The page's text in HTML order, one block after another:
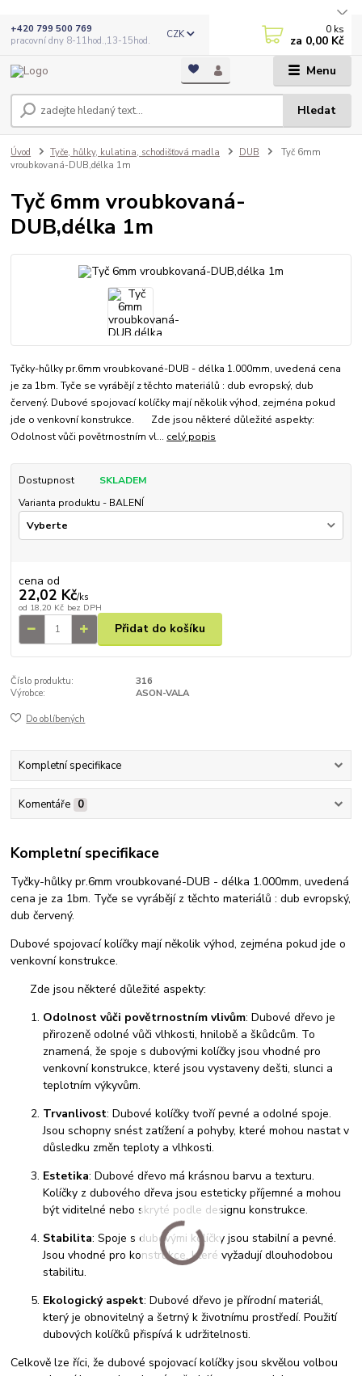
Menu
CZK
Hledat
+420 799 500 769
pracovní dny 8-11hod.,13-15hod.
0 ks
za 0,00 Kč
Úvod Tyče, hůlky, kulatina, schodišťová madla DUB
Tyč 6mm
vroubkovaná-DUB,délka 1m
Tyč 6mm vroubkovaná-
DUB,délka 1m
Tyčky-hůlky pr.6mm vroubkované-DUB - délka 1.000mm, uvedená cena
je za 1bm. Tyče se vyrábějí z těchto materiálů : dub evropský, dub
červený. Dubové spojovací kolíčky mají několik výhod, zejména pokud
jde o venkovní konstrukce. Zde jsou některé důležité aspekty:
Odolnost vůči povětrnostním vl... celý popis
Dostupnost
SKLADEM
Varianta produktu - BALENÍ
cena od
22,02 Kč/ks
od 18,20 Kč bez DPH
Přidat do košíku
Číslo produktu:
316
Výrobce:
ASON-VALA
Do oblíbených
Kompletní specifikace
Komentáře 0
Kompletní specifikace
Tyčky-hůlky pr.6mm vroubkované-DUB - délka 1.000mm, uvedená
cena je za 1bm. Tyče se vyrábějí z těchto materiálů : dub evropský,
dub červený.
Dubové spojovací kolíčky mají několik výhod, zejména pokud jde o
venkovní konstrukce.
Zde jsou některé důležité aspekty:
Odolnost vůči povětrnostním vlivům: Dubové dřevo je
přirozeně odolné vůči vlhkosti, hnilobě a škůdcům. To
znamená, že spoje s dubovými kolíčky jsou vhodné pro
venkovní konstrukce, které jsou vystaveny dešti, slunci a
teplotním výkyvům.
Trvanlivost: Dubové kolíčky tvoří pevné a odolné spoje.
Jsou schopny snést zatížení a pohyby, které mohou nastat v
důsledku změn teploty a vlhkosti.
Estetika: Dubové dřevo má krásnou barvu a texturu.
Kolíčky z dubového dřeva jsou esteticky příjemné a mohou
být viditelné nebo skryté podle designu konstrukce.
Stabilita: Spoje s dubovými kolíčky jsou stabilní a pevné.
Jsou vhodné pro konstrukce, které vyžadují dlouhodobou
stabilitu.
Ekologický aspekt: Dubové dřevo je přírodní materiál,
který je obnovitelný a šetrný k životnímu prostředí. Použití
dubových kolíčků přispívá k udržitelnosti.
Celkově lze říci, že dubové spojovací kolíčky jsou skvělou volbou